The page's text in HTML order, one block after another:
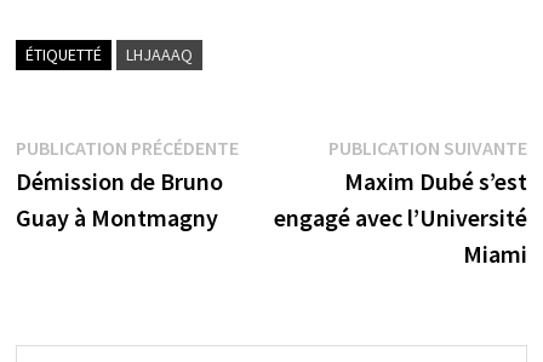
ÉTIQUETTÉ LHJAAAQ
Navigation
de
l’article
PUBLICATION PRÉCÉDENTEPublication
précédente :
Démission de Bruno
Guay à Montmagny
PUBLICATION SUIVANTE
Maxim Dubé s’est
engagé avec l’Université
Miami